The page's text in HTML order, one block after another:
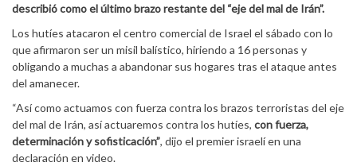
describió como el último brazo restante del “eje del mal de Irán”.
Los hutíes atacaron el centro comercial de Israel el sábado con lo
que afirmaron ser un misil balístico, hiriendo a 16 personas y
obligando a muchas a abandonar sus hogares tras el ataque antes
del amanecer.
“Así como actuamos con fuerza contra los brazos terroristas del eje
del mal de Irán, así actuaremos contra los hutíes, con fuerza,
determinación y sofisticación”, dijo el premier israelí en una
declaración en video.